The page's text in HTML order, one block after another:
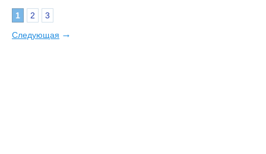
1 2 3
Следующая →